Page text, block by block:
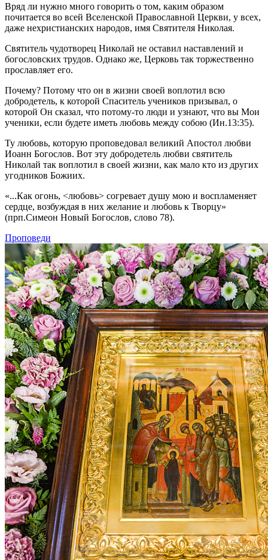
Вряд ли нужно много говорить о том, каким образом
почитается во всей Вселенской Православной Церкви, у всех,
даже нехристианских народов, имя Святителя Николая.
Святитель чудотворец Николай не оставил наставлений и
богословских трудов. Однако же, Церковь так торжественно
прославляет его.
Почему? Потому что он в жизни своей воплотил всю
добродетель, к которой Спаситель учеников призывал, о
которой Он сказал, что потому-то люди и узнают, что вы Мои
ученики, если будете иметь любовь между собою (Ин.13:35).
Ту любовь, которую проповедовал великий Апостол любви
Иоанн Богослов. Вот эту добродетель любви святитель
Николай так воплотил в своей жизни, как мало кто из других
угодников Божиих.
«...Как огонь, <любовь> согревает душу мою и воспламеняет
сердце, возбуждая в них желание и любовь к Творцу»
(прп.Симеон Новый Богослов, слово 78).
Проповеди